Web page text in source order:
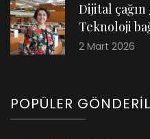
Dijital
Teknoloji
2 Mart 2026
POPÜLER